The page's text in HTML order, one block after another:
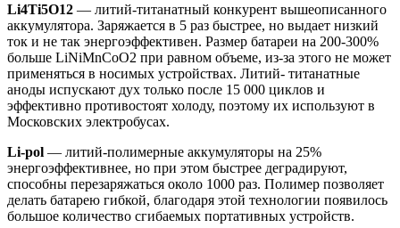
Li4Ti5O12 — литий-титанатный конкурент вышеописанного
аккумулятора. Заряжается в 5 раз быстрее, но выдает низкий
ток и не так энергоэффективен. Размер батареи на 200-300%
больше LiNiMnCoO2 при равном объеме, из-за этого не может
применяться в носимых устройствах. Литий- титанатные
аноды испускают дух только после 15 000 циклов и
эффективно противостоят холоду, поэтому их используют в
Московских электробусах.
Li-pol — литий-полимерные аккумуляторы на 25%
энергоэффективнее, но при этом быстрее деградируют,
способны перезаряжаться около 1000 раз. Полимер позволяет
делать батарею гибкой, благодаря этой технологии появилось
большое количество сгибаемых портативных устройств.